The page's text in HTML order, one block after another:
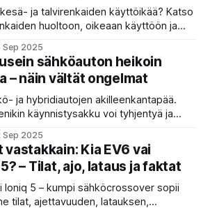
ja talvirenkaiden käyttöikää? Katso
huoltoon, oikeaan käyttöön ja
Sep 2025
sähköauton heikoin
– näin vältät ongelmat
ja hybridiautojen akilleenkantapää.
käynnistysakku voi tyhjentyä ja
Crossista ja käytännön vinkit, joilla
Sep 2025
Kia EV6 vai
– Tilat, ajo, lataus ja faktat
Ioniq 5 – kumpi sähköcrossover sopii
tilat, ajettavuuden, latauksen,